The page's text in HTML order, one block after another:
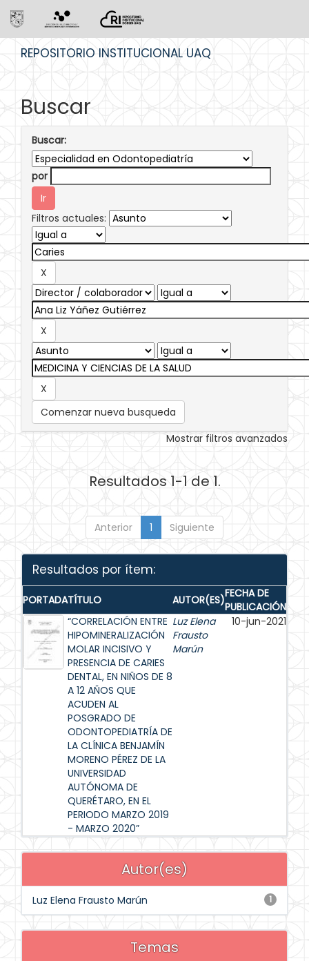
REPOSITORIO INSTITUCIONAL UAQ
Buscar
Buscar:
por
Filtros actuales:
Comenzar nueva busqueda
Mostrar filtros avanzados
Resultados 1-1 de 1.
Anterior 1 Siguiente
Resultados por ítem:
PORTADATÍTULO AUTOR(ES)FECHA DE
PUBLICACIÓN
“CORRELACIÓN ENTRE
HIPOMINERALIZACIÓN
MOLAR INCISIVO Y
PRESENCIA DE CARIES
DENTAL, EN NIÑOS DE 8
A 12 AÑOS QUE
ACUDEN AL
POSGRADO DE
ODONTOPEDIATRÍA DE
LA CLÍNICA BENJAMÍN
MORENO PÉREZ DE LA
UNIVERSIDAD
AUTÓNOMA DE
QUERÉTARO, EN EL
PERIODO MARZO 2019
- MARZO 2020”
Luz Elena
Frausto
Marún
10-jun-2021
Autor(es)
1
Luz Elena Frausto Marún
Temas